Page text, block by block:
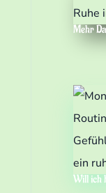
Mehr
Will ich